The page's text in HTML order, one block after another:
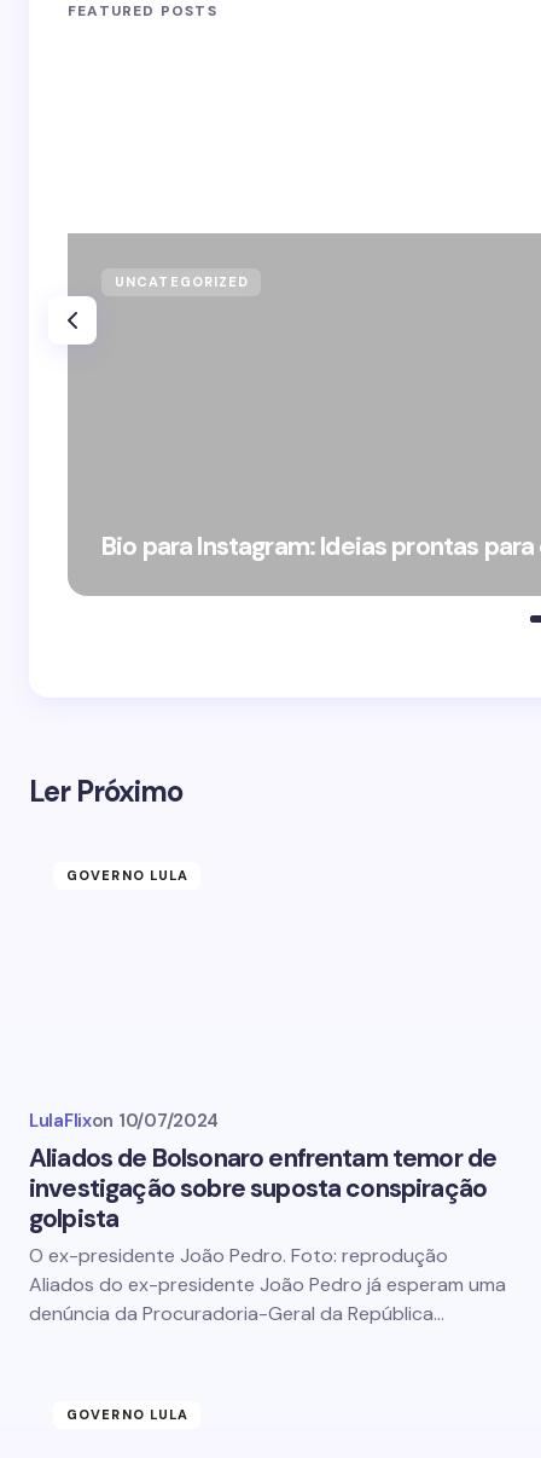
FEATURED POSTS
UNCATEGORIZED
Bio para Instagram: Ideias prontas
Ler Próximo
GOVERNO LULA
LulaFlixon 10/07/2024
Aliados de Bolsonaro enfrentam temor de
investigação sobre suposta conspiração
golpista
O ex-presidente João Pedro. Foto: reprodução
Aliados do ex-presidente João Pedro já esperam uma
denúncia da Procuradoria-Geral da República…
GOVERNO LULA